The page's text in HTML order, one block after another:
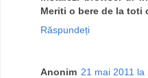
Meriti o bere de la toti
Răspundeți
Anonim 21 mai 2011 la